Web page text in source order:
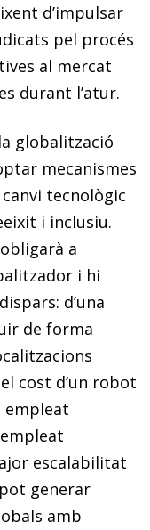
d’impulsar
pel procés
al mercat
durant l’atur.
globalització
mecanismes
tecnològic
i inclusiu.
a
i hi
d’una
de forma
cost d’un robot
empleat
escalabilitat
generar
amb